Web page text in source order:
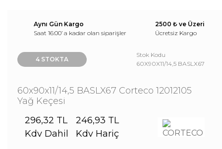
Aynı Gün Kargo
Saat 16:00’ a kadar olan siparişler
2500 ₺ ve Üzeri
Ücretsiz Kargo
4 STOKTA
Stok Kodu
60X90X11/14,5 BASLX67
60x90x11/14,5 BASLX67 Corteco 12012105
Yağ Keçesi
296,32 TL
Kdv Dahil
246,93 TL
Kdv Hariç